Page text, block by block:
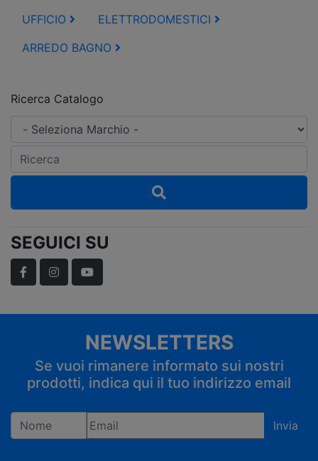
UFFICIO
ELETTRODOMESTICI
ARREDO BAGNO
Ricerca Catalogo
SEGUICI SU
FacebookInstagramYouTube
NEWSLETTERS
Se vuoi rimanere informato sui nostri
prodotti, indica qui il tuo indirizzo email
Invia